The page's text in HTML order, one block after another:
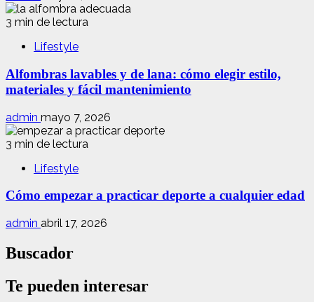
3 min de lectura
Lifestyle
Alfombras lavables y de lana: cómo elegir estilo,
materiales y fácil mantenimiento
admin mayo 7, 2026
3 min de lectura
Lifestyle
Cómo empezar a practicar deporte a cualquier edad
admin abril 17, 2026
Buscador
Te pueden interesar